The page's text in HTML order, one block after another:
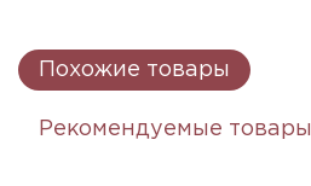
Похожие товары
Рекомендуемые товары